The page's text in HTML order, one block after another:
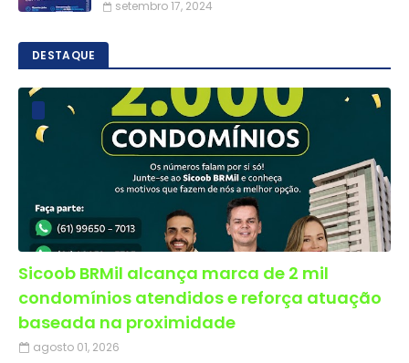
setembro 17, 2024
DESTAQUE
Sicoob BRMil alcança marca de 2 mil
condomínios atendidos e reforça atuação
baseada na proximidade
agosto 01, 2026